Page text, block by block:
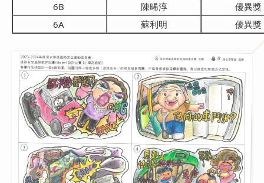
6B
陳晞淳
優異獎
6A
蘇利明 優異獎